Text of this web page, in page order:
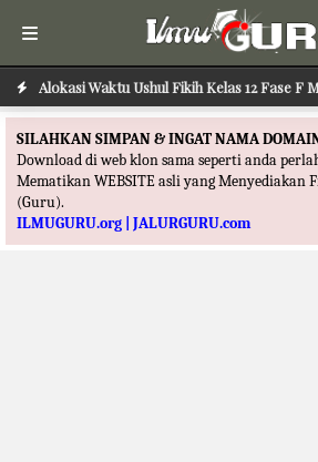
Alokasi Waktu Ushul Fikih Kelas 12 Fase
Alokasi Waktu Ilmu Tafsir Kelas 12
SILAHKAN SIMPAN & INGAT NAMA
Download di web klon sama seperti anda
Mematikan WEBSITE asli yang Menyediakan
(Guru).
ILMUGURU.org | JALURGURU.com